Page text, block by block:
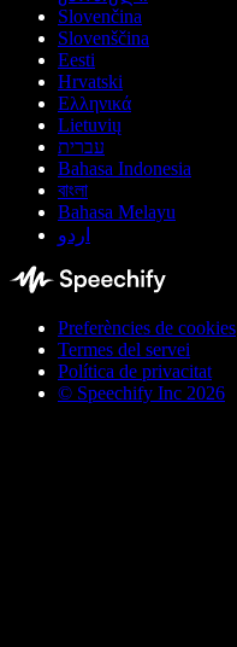
Slovenčina
Slovenščina
Eesti
Hrvatski
Ελληνικά
Lietuvių
עברית
Bahasa Indonesia
বাংলা
Bahasa Melayu
اردو
Preferències de cookies
Termes del servei
Política de privacitat
© Speechify Inc 2026